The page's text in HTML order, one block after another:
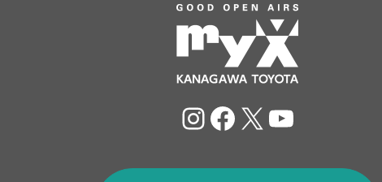
Instagram
Facebook
X YouTube